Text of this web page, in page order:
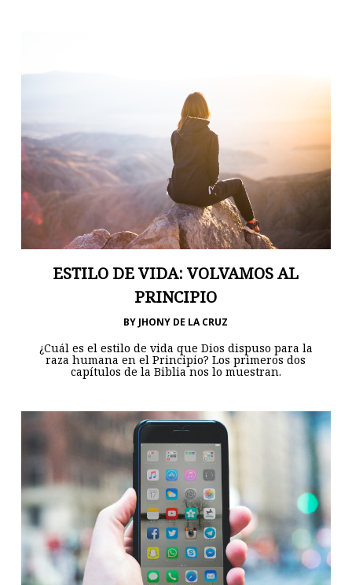
ESTILO DE VIDA: VOLVAMOS AL
PRINCIPIO
BY JHONY DE LA CRUZ
¿Cuál es el estilo de vida que Dios dispuso para la
raza humana en el Principio? Los primeros dos
capítulos de la Biblia nos lo muestran.